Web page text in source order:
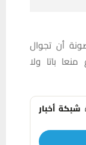
أن تجوال
باتا ولا
شبكة أخبار